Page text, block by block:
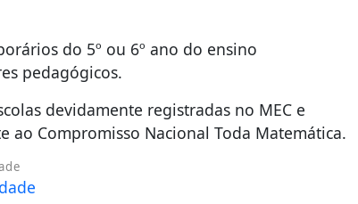
do 5º ou 6º ano do ensino
pedagógicos.
devidamente registradas no MEC e
Compromisso Nacional Toda Matemática.